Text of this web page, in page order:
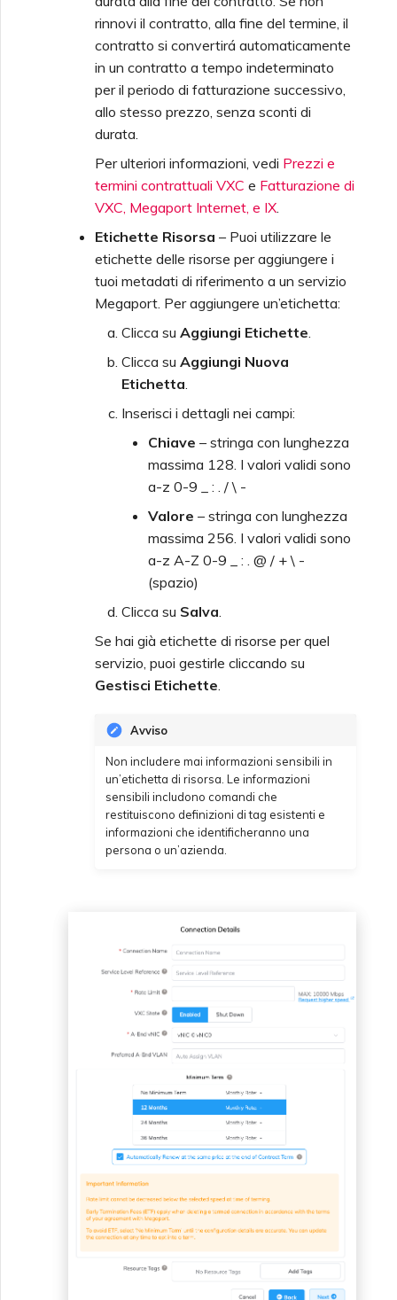
rinnovi il contratto, alla fine del termine, il
contratto si convertirá automaticamente
in un contratto a tempo indeterminato
per il periodo di fatturazione successivo,
allo stesso prezzo, senza sconti di
durata.
Per ulteriori informazioni, vedi Prezzi e
termini contrattuali VXC e Fatturazione di
VXC, Megaport Internet, e IX.
Etichette Risorsa – Puoi utilizzare le
etichette delle risorse per aggiungere i
tuoi metadati di riferimento a un servizio
Megaport. Per aggiungere un’etichetta:
Clicca su Aggiungi Etichette.
Clicca su Aggiungi Nuova
Etichetta.
Inserisci i dettagli nei campi:
Chiave – stringa con lunghezza
massima 128. I valori validi sono
a-z 0-9 _ : . / \ -
Valore – stringa con lunghezza
massima 256. I valori validi sono
a-z A-Z 0-9 _ : . @ / + \ -
(spazio)
Clicca su Salva.
Se hai già etichette di risorse per quel
servizio, puoi gestirle cliccando su
Gestisci Etichette.
Avviso
Non includere mai informazioni sensibili in
un’etichetta di risorsa. Le informazioni
sensibili includono comandi che
restituiscono definizioni di tag esistenti e
informazioni che identificheranno una
persona o un’azienda.